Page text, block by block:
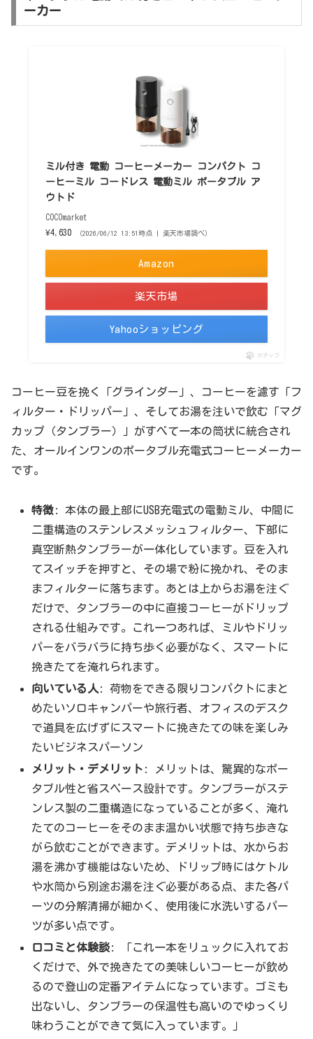
ーカー
ミル付き 電動 コーヒーメーカー コンパクト コ
ーヒーミル コードレス 電動ミル ポータブル ア
ウトド
COCOmarket
¥4,630
（2026/06/12 13:51時点 | 楽天市場調べ）
Amazon
楽天市場
Yahooショッピング
ポチップ
コーヒー豆を挽く「グラインダー」、コーヒーを濾す「フ
ィルター・ドリッパー」、そしてお湯を注いで飲む「マグ
カップ（タンブラー）」がすべて一本の筒状に統合され
た、オールインワンのポータブル充電式コーヒーメーカー
です。
特徴: 本体の最上部にUSB充電式の電動ミル、中間に
二重構造のステンレスメッシュフィルター、下部に
真空断熱タンブラーが一体化しています。豆を入れ
てスイッチを押すと、その場で粉に挽かれ、そのま
まフィルターに落ちます。あとは上からお湯を注ぐ
だけで、タンブラーの中に直接コーヒーがドリップ
される仕組みです。これ一つあれば、ミルやドリッ
パーをバラバラに持ち歩く必要がなく、スマートに
挽きたてを淹れられます。
向いている人 : 荷物をできる限りコンパクトにまと
めたいソロキャンパーや旅行者、オフィスのデスク
で道具を広げずにスマートに挽きたての味を楽しみ
たいビジネスパーソン
メリット・デメリット : メリットは、驚異的なポー
タブル性と省スペース設計です。タンブラーがステ
ンレス製の二重構造になっていることが多く、淹れ
たてのコーヒーをそのまま温かい状態で持ち歩きな
がら飲むことができます。デメリットは、水からお
湯を沸かす機能はないため、ドリップ時にはケトル
や水筒から別途お湯を注ぐ必要がある点、また各パ
ーツの分解清掃が細かく、使用後に水洗いするパー
ツが多い点です。
口コミと体験談: 「これ一本をリュックに入れてお
くだけで、外で挽きたての美味しいコーヒーが飲め
るので登山の定番アイテムになっています。ゴミも
出ないし、タンブラーの保温性も高いのでゆっくり
味わうことができて気に入っています。」